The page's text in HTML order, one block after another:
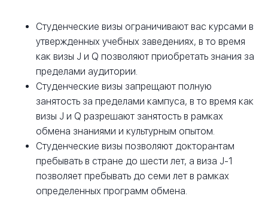
Студенческие визы ограничивают вас курсами в
утвержденных учебных заведениях, в то время
как визы J и Q позволяют приобретать знания за
пределами аудитории.
Студенческие визы запрещают полную
занятость за пределами кампуса, в то время как
визы J и Q разрешают занятость в рамках
обмена знаниями и культурным опытом.
Студенческие визы позволяют докторантам
пребывать в стране до шести лет, а виза J-1
позволяет пребывать до семи лет в рамках
определенных программ обмена.